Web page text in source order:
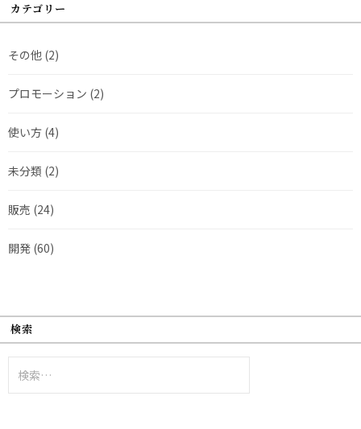
カテゴリー
その他 (2)
プロモーション (2)
使い方 (4)
未分類 (2)
販売 (24)
開発 (60)
検索
索: